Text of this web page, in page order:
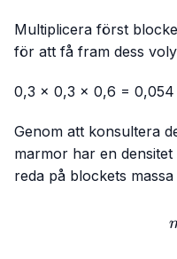
Multiplicera först
för att få fram dess
0,3 × 0,3 × 0,6 = 0,054
Genom att konsultera
marmor har en
reda på blockets